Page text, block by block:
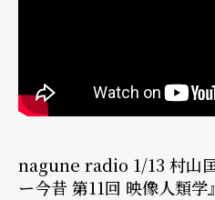
nagune radio 1/13 村山
ー今昔 第11回 映像人類学』